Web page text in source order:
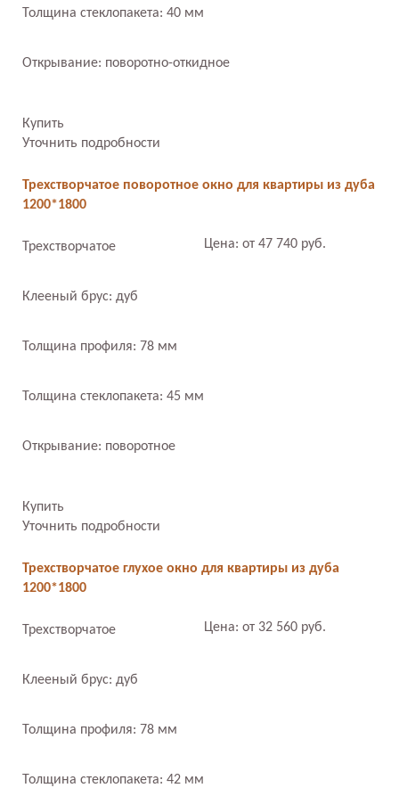
Толщина стеклопакета: 40 мм
Открывание: поворотно-откидное
Купить
Уточнить подробности
Трехстворчатое поворотное окно для квартиры из дуба
1200*1800
Трехстворчатое
Клееный брус: дуб
Толщина профиля: 78 мм
Толщина стеклопакета: 45 мм
Открывание: поворотное
Цена: от 47 740 руб.
Купить
Уточнить подробности
Трехстворчатое глухое окно для квартиры из дуба
1200*1800
Трехстворчатое
Клееный брус: дуб
Толщина профиля: 78 мм
Толщина стеклопакета: 42 мм
Цена: от 32 560 руб.